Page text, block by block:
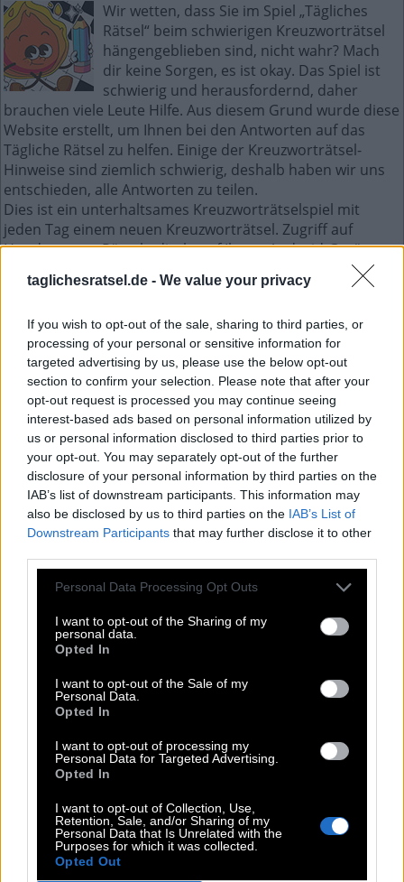
taglichesratsel.de - We value your privacy
If you wish to opt-out of the sale, sharing to third parties, or
processing of your personal or sensitive information for
targeted advertising by us, please use the below opt-out
section to confirm your selection. Please note that after your
opt-out request is processed you may continue seeing
interest-based ads based on personal information utilized by
us or personal information disclosed to third parties prior to
your opt-out. You may separately opt-out of the further
disclosure of your personal information by third parties on the
IAB’s list of downstream participants. This information may
also be disclosed by us to third parties on the IAB’s List of
Downstream Participants that may further disclose it to other
Personal Data Processing Opt Outs
I want to opt-out of the Sharing of my
personal data.
Opted In
I want to opt-out of the Sale of my
Personal Data.
Opted In
I want to opt-out of processing my
Personal Data for Targeted Advertising.
Opted In
I want to opt-out of Collection, Use,
Retention, Sale, and/or Sharing of my
Personal Data that Is Unrelated with the
Purposes for which it was collected.
Opted Out
Wir wetten, dass Sie im Spiel „Tägliches
Rätsel“ beim schwierigen Kreuzworträtsel
hängengeblieben sind, nicht wahr? Mach
dir keine Sorgen, es ist okay. Das Spiel ist
schwierig und herausfordernd, daher
brauchen viele Leute Hilfe. Aus diesem Grund wurde diese
Website erstellt, um Ihnen bei den Antworten auf das
Tägliche Rätsel zu helfen. Einige der Kreuzworträtsel-
Hinweise sind ziemlich schwierig, deshalb haben wir uns
entschieden, alle Antworten zu teilen.
Dies ist ein unterhaltsames Kreuzworträtselspiel mit
jeden Tag einem neuen Kreuzworträtsel. Zugriff auf
Hunderte von Rätseln direkt auf Ihrem Android-Gerät.
Spielen oder wiederholen Sie Ihre Kreuzworträtsel, wann
und wo Sie möchten! Trainieren Sie Ihr Gehirn und lösen
Meister im Kreuzworträtsel-Lösen und haben Sie jede
Menge Spaß – und das alles kostenlos!
Mini Dezember 4 2022
kreuzworträtsel
B A
S
D
A R K
O
E
D I T
H
O
N E
O H
O
Der Golf von __ liegt nördlich von Somalia
D E
N
__-France, staatlicher Wetterdienst in Frankreich:
Donnie __, Film mit Jake Gyllenhaal :
A R K